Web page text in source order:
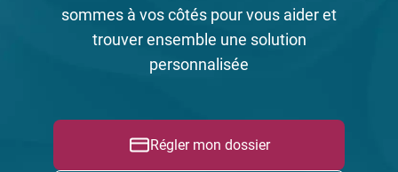
Nous contacter
Aides & conseils
sommes à vos côtés pour vous aider et
trouver ensemble une solution
personnalisée
Régler mon dossier